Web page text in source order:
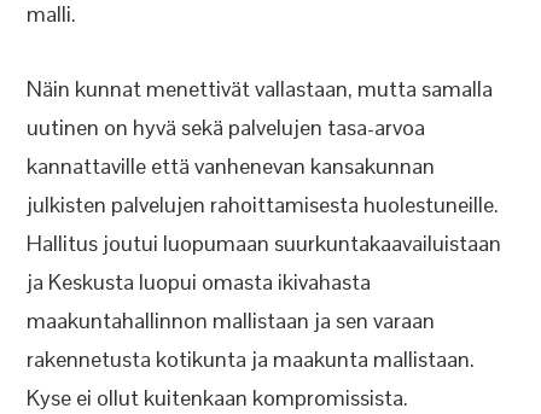
malli.
Näin kunnat menettivät vallastaan, mutta samalla
uutinen on hyvä sekä palvelujen tasa-arvoa
kannattaville että vanhenevan kansakunnan
julkisten palvelujen rahoittamisesta huolestuneille.
Hallitus joutui luopumaan suurkuntakaavailuistaan
ja Keskusta luopui omasta ikivahasta
maakuntahallinnon mallistaan ja sen varaan
rakennetusta kotikunta ja maakunta mallistaan.
Kyse ei ollut kuitenkaan kompromissista.